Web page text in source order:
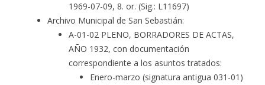
1969-07-09, 8. or. (Sig.: L11697)
Archivo Municipal de San Sebastián:
A-01-02 PLENO, BORRADORES DE ACTAS,
AÑO 1932, con documentación
correspondiente a los asuntos tratados:
Enero-marzo (signatura antigua 031-01)